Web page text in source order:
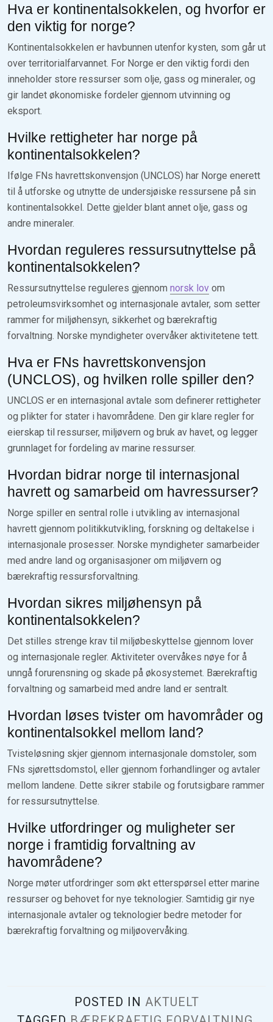
Hva er kontinentalsokkelen, og hvorfor er
den viktig for norge?
Kontinentalsokkelen er havbunnen utenfor kysten, som går ut
over territorialfarvannet. For Norge er den viktig fordi den
inneholder store ressurser som olje, gass og mineraler, og
gir landet økonomiske fordeler gjennom utvinning og
eksport.
Hvilke rettigheter har norge på
kontinentalsokkelen?
Ifølge FNs havrettskonvensjon (UNCLOS) har Norge enerett
til å utforske og utnytte de undersjøiske ressursene på sin
kontinentalsokkel. Dette gjelder blant annet olje, gass og
andre mineraler.
Hvordan reguleres ressursutnyttelse på
kontinentalsokkelen?
Ressursutnyttelse reguleres gjennom norsk lov om
petroleumsvirksomhet og internasjonale avtaler, som setter
rammer for miljøhensyn, sikkerhet og bærekraftig
forvaltning. Norske myndigheter overvåker aktivitetene tett.
Hva er FNs havrettskonvensjon
(UNCLOS), og hvilken rolle spiller den?
UNCLOS er en internasjonal avtale som definerer rettigheter
og plikter for stater i havområdene. Den gir klare regler for
eierskap til ressurser, miljøvern og bruk av havet, og legger
grunnlaget for fordeling av marine ressurser.
Hvordan bidrar norge til internasjonal
havrett og samarbeid om havressurser?
Norge spiller en sentral rolle i utvikling av internasjonal
havrett gjennom politikkutvikling, forskning og deltakelse i
internasjonale prosesser. Norske myndigheter samarbeider
med andre land og organisasjoner om miljøvern og
bærekraftig ressursforvaltning.
Hvordan sikres miljøhensyn på
kontinentalsokkelen?
Det stilles strenge krav til miljøbeskyttelse gjennom lover
og internasjonale regler. Aktiviteter overvåkes nøye for å
unngå forurensning og skade på økosystemet. Bærekraftig
forvaltning og samarbeid med andre land er sentralt.
Hvordan løses tvister om havområder og
kontinentalsokkel mellom land?
Tvisteløsning skjer gjennom internasjonale domstoler, som
FNs sjørettsdomstol, eller gjennom forhandlinger og avtaler
mellom landene. Dette sikrer stabile og forutsigbare rammer
for ressursutnyttelse.
Hvilke utfordringer og muligheter ser
norge i framtidig forvaltning av
havområdene?
Norge møter utfordringer som økt etterspørsel etter marine
ressurser og behovet for nye teknologier. Samtidig gir nye
internasjonale avtaler og teknologier bedre metoder for
bærekraftig forvaltning og miljøovervåking.
POSTED IN AKTUELT